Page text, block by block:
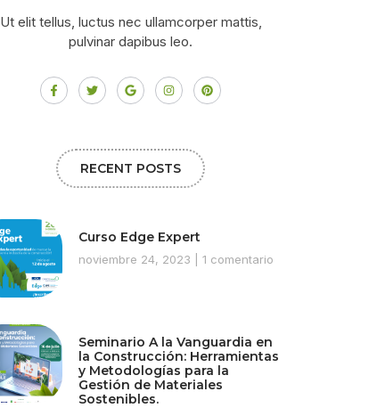
Ut elit tellus, luctus nec ullamcorper mattis,
pulvinar dapibus leo.
RECENT POSTS
Curso Edge Expert
noviembre 24, 2023 1 comentario
Seminario A la Vanguardia en
la Construcción: Herramientas
y Metodologías para la
Gestión de Materiales
Sostenibles.